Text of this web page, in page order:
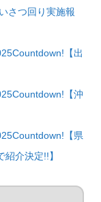
さつ回り実施報
【出
【沖
【県
介決定!!】